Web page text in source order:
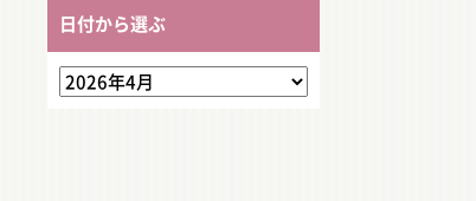
日付から選ぶ